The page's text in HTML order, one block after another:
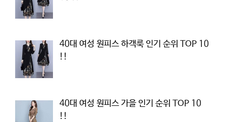
40대 여성 원피스 하객룩 인기 순위 TOP 10
!!
40대 여성 원피스 가을 인기 순위 TOP 10
!!